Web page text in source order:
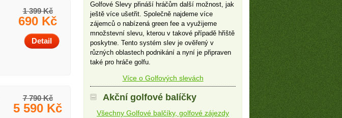
1 399 Kč
690 Kč
Detail
7 790 Kč
5 590 Kč
Golfové Slevy přináší hráčům další možnost, jak
ještě více ušetřit. Společně najdeme více
zájemců o nabízená green fee a využijeme
množstevní slevu, kterou v takové případě hřiště
poskytne. Tento systém slev je ověřený v
různých oblastech podnikání a nyní je připraven
také pro hráče golfu.
Více o Golfových slevách
Akční golfové balíčky
Všechny Golfové balčíky, golfové zájezdy